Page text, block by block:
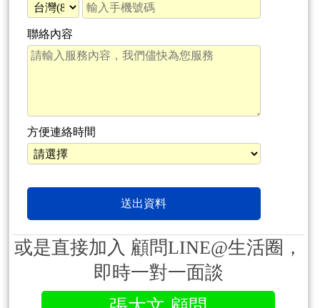
聯絡內容
方便連絡時間
或是直接加入 顧問LINE@生活圈，
即時一對一面談